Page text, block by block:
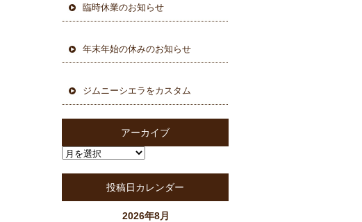
臨時休業のお知らせ
年末年始の休みのお知らせ
ジムニーシエラをカスタム
アーカイブ
投稿日カレンダー
2026年8月